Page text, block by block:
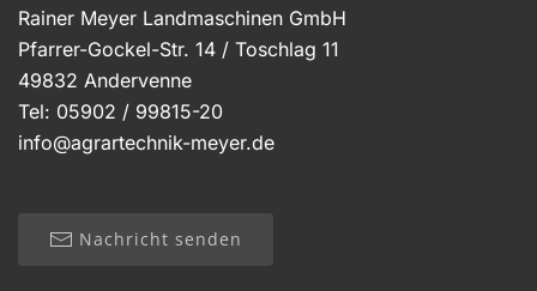
Rainer Meyer Landmaschinen GmbH
Pfarrer-Gockel-Str. 14 / Toschlag 11
49832 Andervenne
Tel: 05902 / 99815-20
info@agrartechnik-meyer.de
Nachricht senden